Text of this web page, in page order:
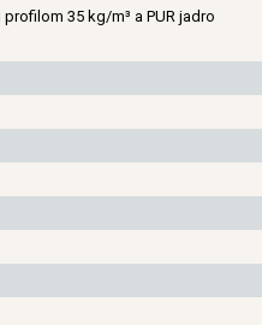
35 kg/m³ a PUR jadro